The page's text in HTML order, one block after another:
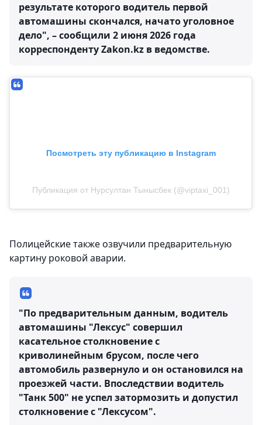
результате которого водитель первой
автомашины скончался, начато уголовное
дело", – сообщили 2 июня 2026 года
корреспонденту Zakon.kz в ведомстве.
Посмотреть эту публикацию в Instagram
Публикация от Нурсултан Тынысбек (@viptaxi_001)
Полицейские также озвучили предварительную
картину роковой аварии.
"По предварительным данным, водитель
автомашины "Лексус" совершил
касательное столкновение с
криволинейным брусом, после чего
автомобиль развернуло и он остановился на
проезжей части. Впоследствии водитель
"Танк 500" не успел затормозить и допустил
столкновение с "Лексусом".